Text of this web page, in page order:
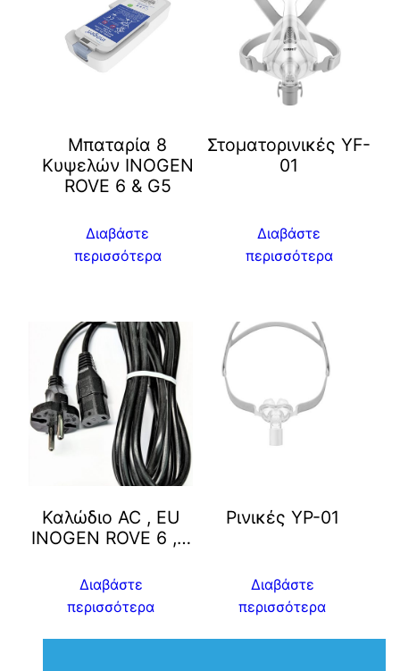
Μπαταρία 8
Κυψελών INOGEN
ROVE 6 & G5
Διαβάστε
περισσότερα
Στοματορινικές YF-
01
Διαβάστε
περισσότερα
Καλώδιο AC , ΕU
INOGEN ROVE 6 ,…
Διαβάστε
περισσότερα
Ρινικές YP-01
Διαβάστε
περισσότερα